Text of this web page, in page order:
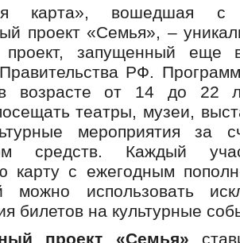
услуги
акты
услуг
муниципальной службы
акты
службы
развития муниципальной службы
работников органов местного
резерв на должности муниципальной
на муниципальную службу, ее прохождения и
на замещение вакантных должностей
карта», вошедшая
проект «Семья», –
проект, запущенный
РФ.
возрасте от 14 до 22
театры, музеи,
мероприятия за
средств. Каждый
карту с ежегодным
можно использовать
билетов на культурные
проект «Семья»